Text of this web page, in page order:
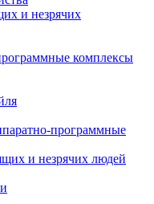
и незрячих
комплексы
программные
и незрячих людей